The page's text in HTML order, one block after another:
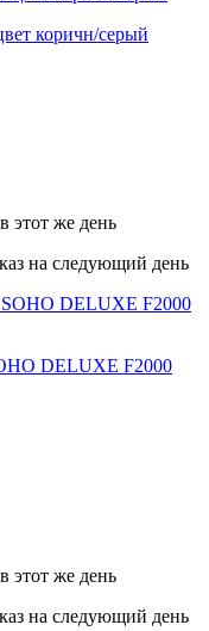
коричн/серый
этот же день
на следующий день
DELUXE F2000
этот же день
на следующий день